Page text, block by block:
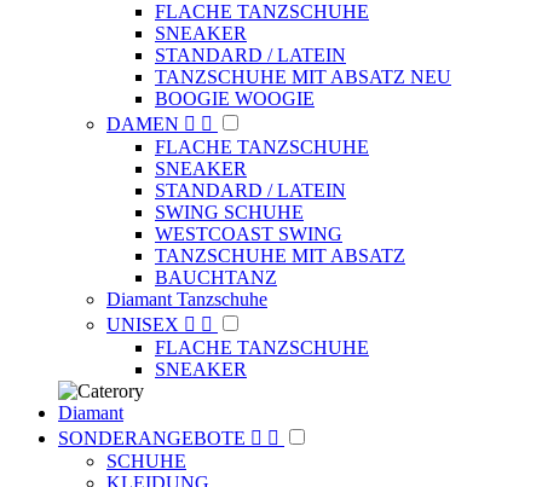
FLACHE TANZSCHUHE
SNEAKER
STANDARD / LATEIN
TANZSCHUHE MIT ABSATZ NEU
BOOGIE WOOGIE
DAMEN  
FLACHE TANZSCHUHE
SNEAKER
STANDARD / LATEIN
SWING SCHUHE
WESTCOAST SWING
TANZSCHUHE MIT ABSATZ
BAUCHTANZ
Diamant Tanzschuhe
UNISEX  
FLACHE TANZSCHUHE
SNEAKER
Diamant
SONDERANGEBOTE  
SCHUHE
KLEIDUNG